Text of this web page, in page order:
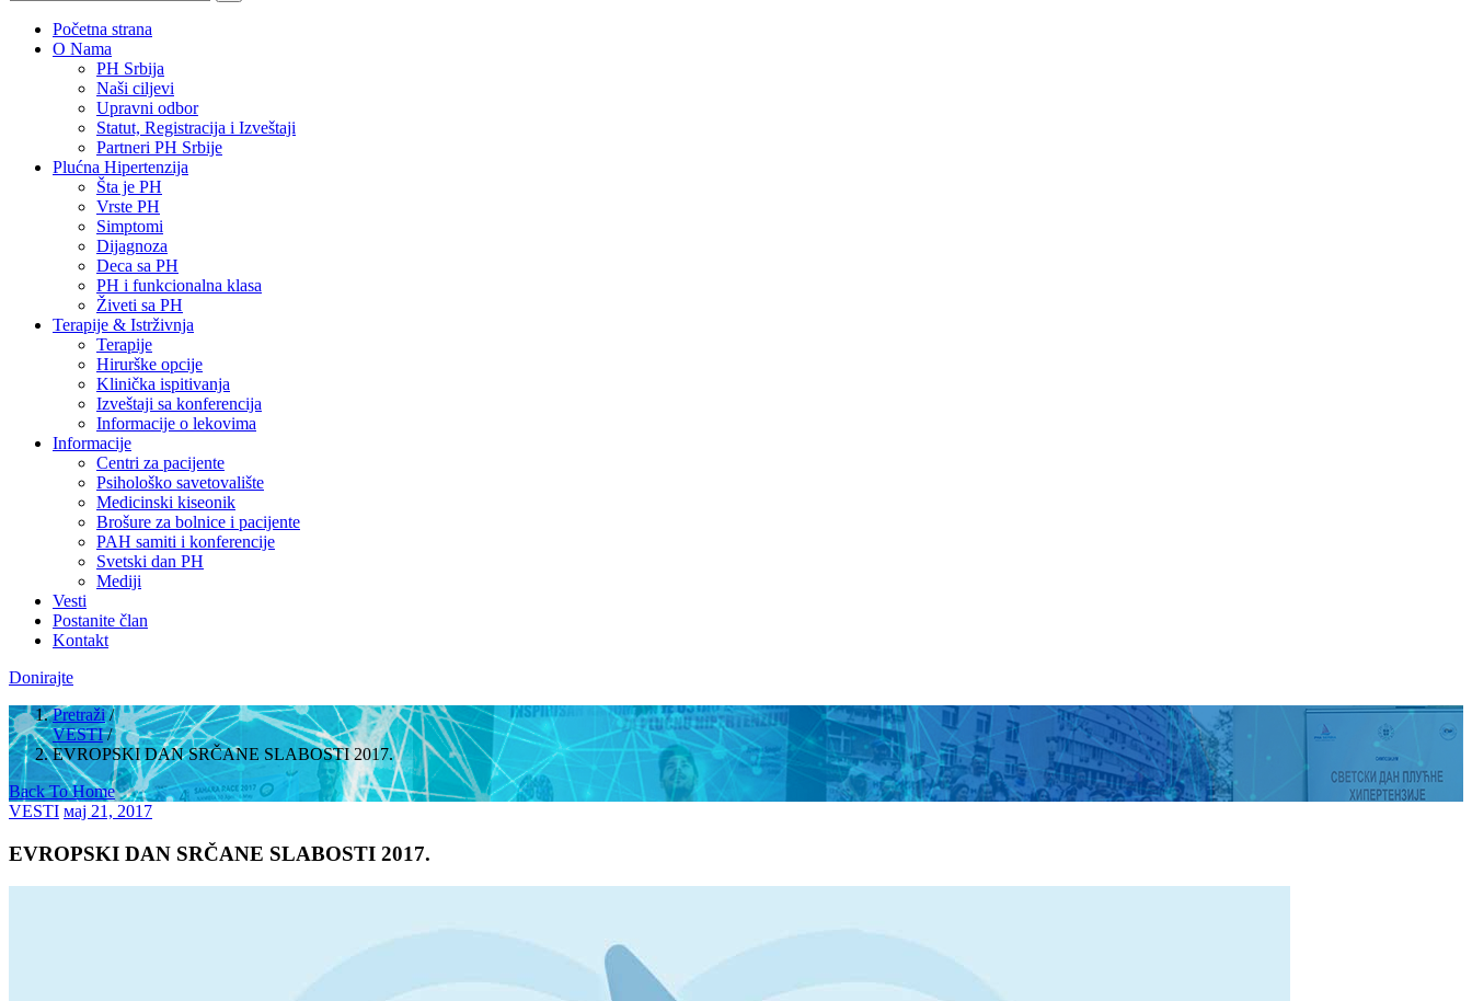
Početna strana
O Nama
PH Srbija
Naši ciljevi
Upravni odbor
Statut, Registracija i Izveštaji
Partneri PH Srbije
Plućna Hipertenzija
Šta je PH
Vrste PH
Simptomi
Dijagnoza
Deca sa PH
PH i funkcionalna klasa
Živeti sa PH
Terapije & Istrživnja
Terapije
Hirurške opcije
Klinička ispitivanja
Izveštaji sa konferencija
Informacije o lekovima
Informacije
Centri za pacijente
Psihološko savetovalište
Medicinski kiseonik
Brošure za bolnice i pacijente
PAH samiti i konferencije
Svetski dan PH
Mediji
Vesti
Postanite član
Kontakt
Donirajte
Pretraži/
VESTI/
EVROPSKI DAN SRČANE SLABOSTI 2017.
Back To Home
VESTI мај 21, 2017
EVROPSKI DAN SRČANE SLABOSTI 2017.